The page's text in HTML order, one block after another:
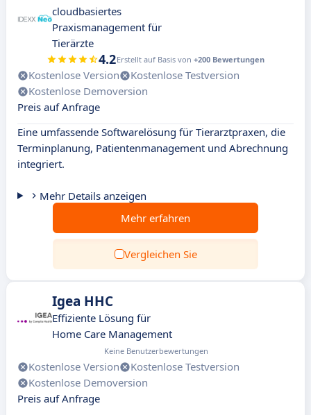
cloudbasiertes
Praxismanagement für
Tierärzte
4.2Erstellt auf Basis von +200 Bewertungen
Kostenlose Version
Kostenlose Testversion
Kostenlose Demoversion
Preis auf Anfrage
Eine umfassende Softwarelösung für Tierarztpraxen, die
Terminplanung, Patientenmanagement und Abrechnung
integriert.
Mehr Details anzeigen
Mehr erfahren
Vergleichen Sie
Igea HHC
Effiziente Lösung für
Home Care Management
Keine Benutzerbewertungen
Kostenlose Version
Kostenlose Testversion
Kostenlose Demoversion
Preis auf Anfrage